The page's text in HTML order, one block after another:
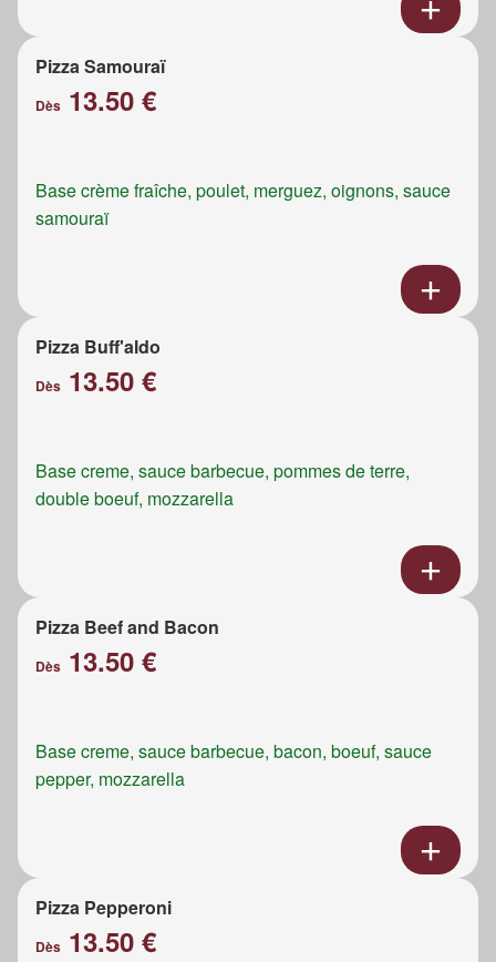
Pizza Samouraï
Dès 13.50 €
Base crème fraîche, poulet, merguez, oignons, sauce
samouraï
Pizza Buff'aldo
Dès 13.50 €
Base creme, sauce barbecue, pommes de terre,
double boeuf, mozzarella
Pizza Beef and Bacon
Dès 13.50 €
Base creme, sauce barbecue, bacon, boeuf, sauce
pepper, mozzarella
Pizza Pepperoni
Dès 13.50 €